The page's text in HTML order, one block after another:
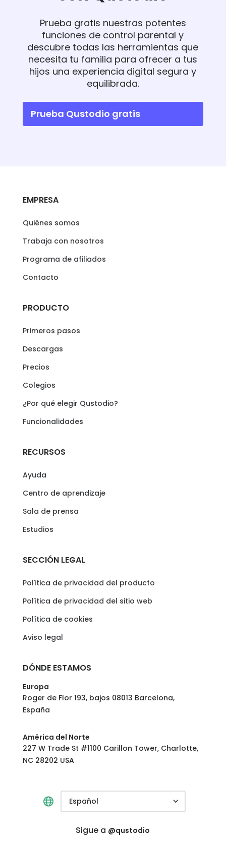
Prueba gratis nuestras potentes
funciones de control parental y
descubre todas las herramientas que
necesita tu familia para ofrecer a tus
hijos una experiencia digital segura y
equilibrada.
Prueba Qustodio gratis
EMPRESA
Quiénes somos
Trabaja con nosotros
Programa de afiliados
Contacto
PRODUCTO
Primeros pasos
Descargas
Precios
Colegios
¿Por qué elegir Qustodio?
Funcionalidades
RECURSOS
Ayuda
Centro de aprendizaje
Sala de prensa
Estudios
SECCIÓN LEGAL
Política de privacidad del producto
Política de privacidad del sitio web
Política de cookies
Aviso legal
DÓNDE ESTAMOS
Europa
Roger de Flor 193, bajos 08013 Barcelona,
España
América del Norte
227 W Trade St #1100 Carillon Tower, Charlotte,
NC 28202 USA
Español
Sigue a @qustodio